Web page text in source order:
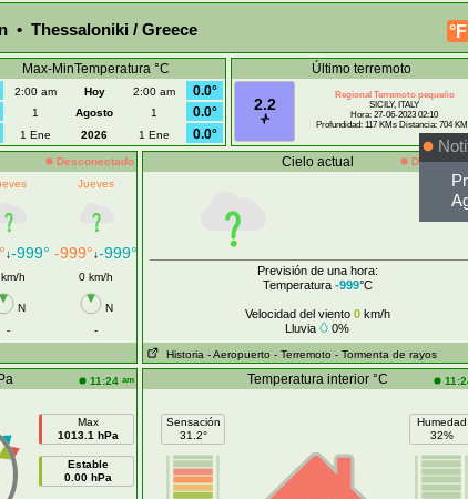
°F
• Thessaloniki / Greece
Max-MinTemperatura °C
2:00 am Hoy 2:00 am
0.0°
1 Agosto 1
0.0°
1 Ene 2026 1 Ene 0.0°
Último terremoto
2.2
Regional Terremoto pequeño
SICILY, ITALY
Hora: 27-06-2023 02:10
Profundidad: 117 KMs Distancia: 704
Desconectado
Jueves
↓-999° -999°↓-999°
h 0 km/h
N
N
-
-
Cielo actual
Previsión de una hora:
Temperatura -999°C
Velocidad del viento 0km/h
Lluvia
0%
Historia - Aeropuerto - Terremoto - Tormenta de rayos
11:24 am
Max
1013.1 hPa
Estable
0.00 hPa
Temperatura interior °C
Sensación
31.2°
Humedad
32%